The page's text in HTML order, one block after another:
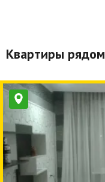
Квартиры рядом